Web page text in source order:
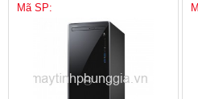
Mã SP: